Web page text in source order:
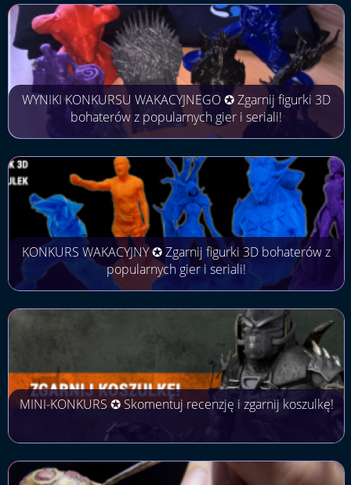
WYNIKI KONKURSU WAKACYJNEGO ✪ Zgarnij figurki 3D
bohaterów z popularnych gier i seriali!
KONKURS WAKACYJNY ✪ Zgarnij figurki 3D bohaterów z
popularnych gier i seriali!
MINI-KONKURS ✪ Skomentuj recenzję i zgarnij koszulkę!